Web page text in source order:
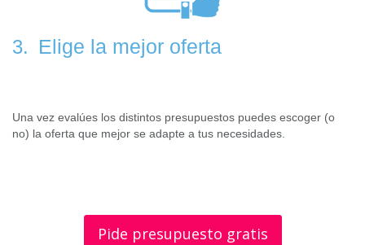
3. Elige la mejor oferta
Una vez evalúes los distintos presupuestos puedes escoger (o
no) la oferta que mejor se adapte a tus necesidades.
Pide presupuesto gratis